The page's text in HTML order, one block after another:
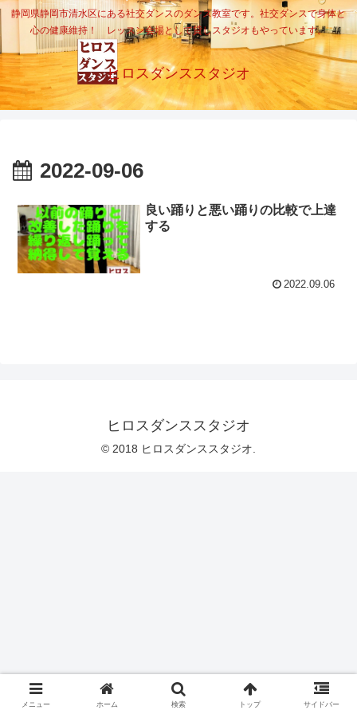
静岡県静岡市清水区にある社交ダンスのダンス教室です。社交ダンスで身体と
心の健康維持！ レッスン会場として貸しスタジオもやっています。
ヒロスダンススタジオ
2022-09-06
良い踊りと悪い踊りの比較で上達
する
2022.09.06
ヒロスダンススタジオ
© 2018 ヒロスダンススタジオ.
メニュー ホーム 検索 トップ サイドバー